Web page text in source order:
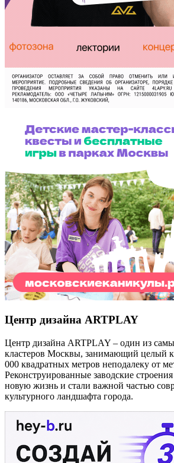
Центр дизайна ARTPLAY
Центр дизайна ARTPLAY – один из
кластеров Москвы, занимающий целый
000 квадратных метров неподалеку от
Реконструированные заводские
новую жизнь и стали важной частью
культурного ландшафта города.